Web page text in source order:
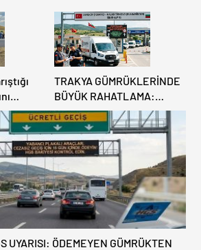
TRAKYA GÜMRÜKLERİNDE
BÜYÜK RAHATLAMA:
DEREKÖY HAFİF TİCARİ
ARAÇLARA AÇILIYOR!
UYARISI: ÖDEMEYEN GÜMRÜKTEN